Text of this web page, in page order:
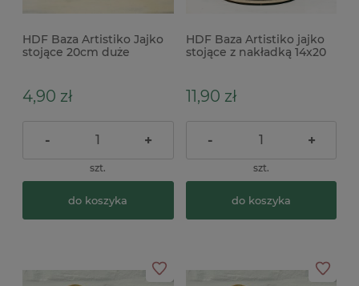
HDF Baza Artistiko Jajko
stojące 20cm duże
4,90 zł
- +
szt.
do koszyka
HDF Baza Artistiko jajko
stojące z nakładką 14x20
11,90 zł
- +
szt.
do koszyka